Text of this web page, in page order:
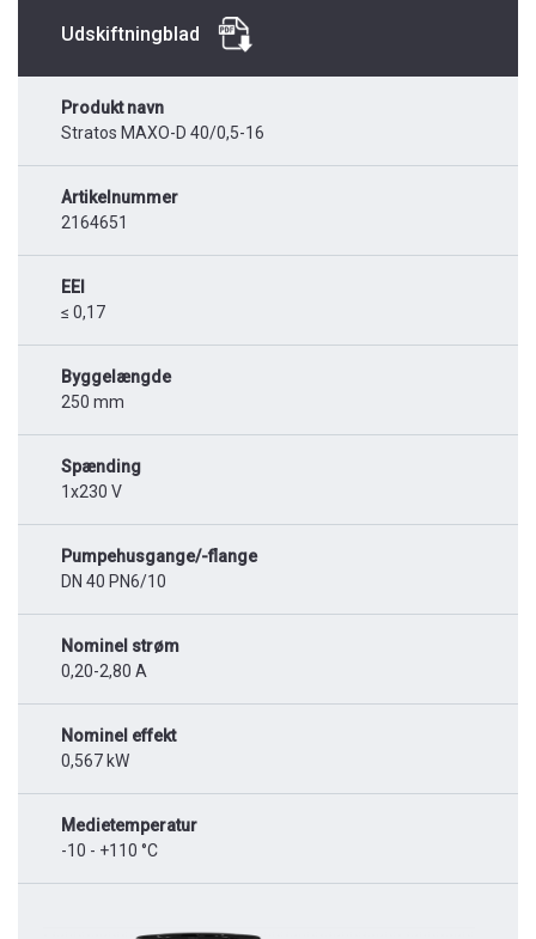
Udskiftningblad
Produkt navn
Stratos MAXO-D 40/0,5-16
Artikelnummer
2164651
EEI
≤ 0,17
Byggelængde
250 mm
Spænding
1x230 V
Pumpehusgange/-flange
DN 40 PN6/10
Nominel strøm
0,20-2,80 A
Nominel effekt
0,567 kW
Medietemperatur
-10 - +110 °C